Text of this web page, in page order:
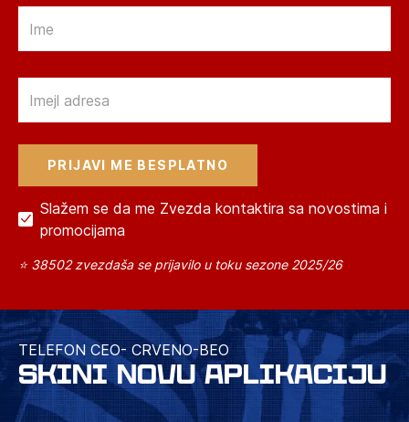
Slažem se da me Zvezda kontaktira sa novostima i
promocijama
⭐ 38502 zvezdaša se prijavilo u toku sezone 2025/26
TELEFON CEO- CRVENO-BEO
SKINI NOVU APLIKACIJU